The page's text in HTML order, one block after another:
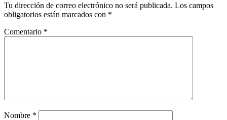
Tu dirección de correo electrónico no será publicada. Los campos
obligatorios están marcados con *
Comentario *
Nombre *